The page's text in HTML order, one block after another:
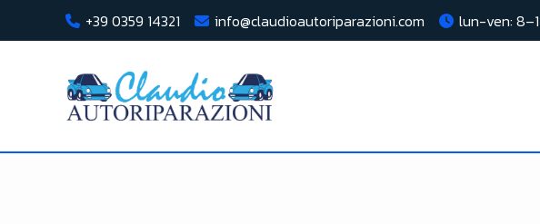
+39 0359 14321 info@claudioautoriparazioni.com lun-ven: